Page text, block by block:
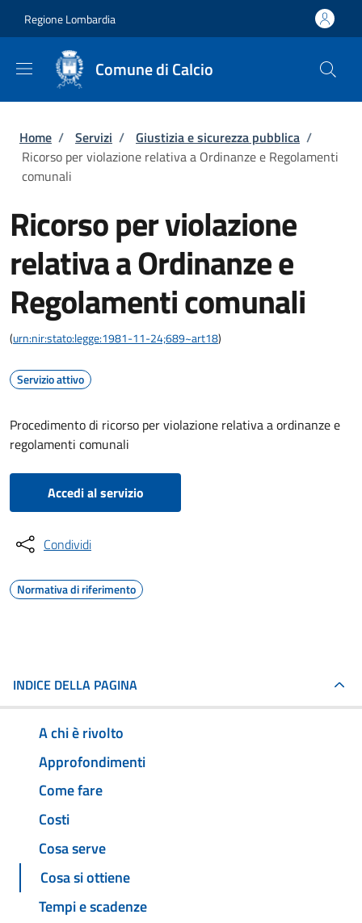
Regione Lombardia
Comune di Calcio
Briciole di pane
Home / Servizi / Giustizia e sicurezza pubblica /
Ricorso per violazione relativa a Ordinanze e Regolamenti
comunali
Ricorso per violazione
relativa a Ordinanze e
Regolamenti comunali
(urn:nir:stato:legge:1981-11-24;689~art18)
Servizio attivo
Procedimento di ricorso per violazione relativa a ordinanze e
regolamenti comunali
Accedi al servizio
Condividi
Normativa di riferimento
INDICE DELLA PAGINA
A chi è rivolto
Approfondimenti
Come fare
Costi
Cosa serve
Cosa si ottiene
Tempi e scadenze